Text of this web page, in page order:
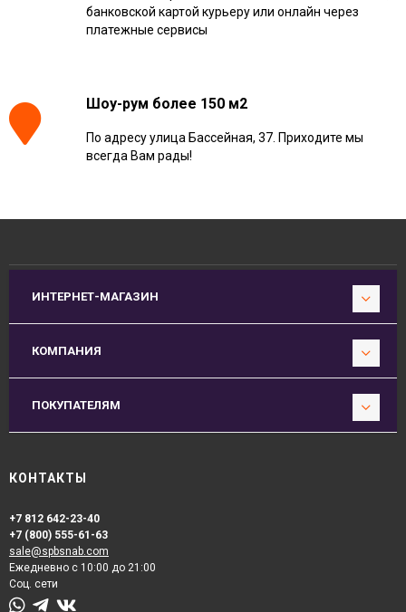
банковской картой курьеру или онлайн через
платежные сервисы
Шоу-рум более 150 м2
По адресу улица Бассейная, 37. Приходите мы
всегда Вам рады!
ИНТЕРНЕТ-МАГАЗИН
КОМПАНИЯ
ПОКУПАТЕЛЯМ
КОНТАКТЫ
+7 812 642-23-40
+7 (800) 555-61-63
sale@spbsnab.com
Ежедневно с 10:00 до 21:00
Соц. сети